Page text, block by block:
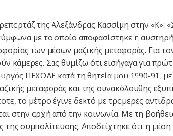
της Αλεξάνδρας Κασσίμη στην «Κ»:
με το οποίο αποφασίστηκε η
των μέσων μαζικής μεταφοράς. Για
κάμερες. Σας θυμίζω ότι εισήγαγα για
ΠΕΧΩΔΕ κατά τη θητεία μου 1990-91,
μεταφοράς και της συνακόλουθης
το μέτρο έγινε δεκτό με τρομερές
στην αρχή από την κοινωνία. Με τη
της συμπολίτευσης. Αποδείχτηκε ότι η